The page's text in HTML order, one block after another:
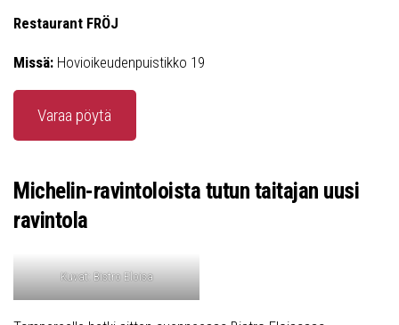
Restaurant FRÖJ
Missä: Hovioikeudenpuistikko 19
Varaa pöytä
Michelin-ravintoloista tutun taitajan uusi
ravintola
Kuvat: Bistro Eloisa